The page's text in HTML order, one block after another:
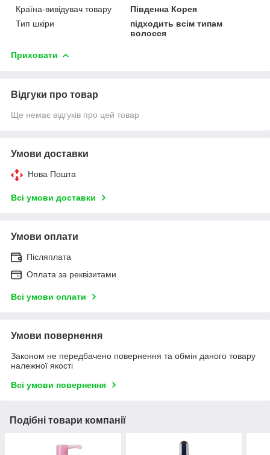
Країна-вивідувач товару
Південна Корея
Тип шкіри
підходить всім типам
волосся
Приховати
Відгуки про товар
Ще немає відгуків про цей товар
Умови доставки
Нова Пошта
Всі умови доставки
Умови оплати
Післяплата
Оплата за реквізитами
Всі умови оплати
Умови повернення
Законом не передбачено повернення та обмін даного товару
належної якості
Всі умови повернення
Подібні товари компанії